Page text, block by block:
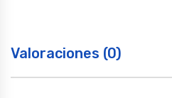
Valoraciones (0)